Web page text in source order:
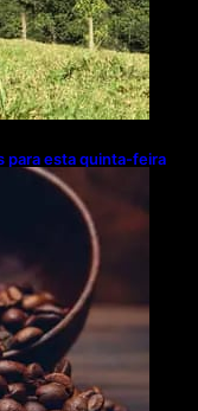
para esta quinta-feira